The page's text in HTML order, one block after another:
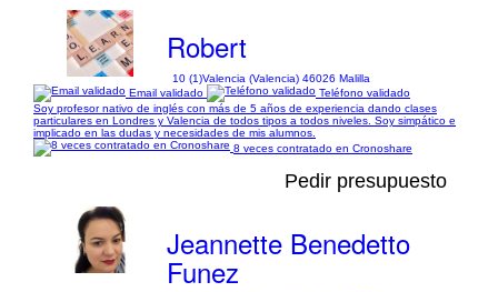
Robert
10 (1)Valencia (Valencia) 46026 Malilla
Email validado
Teléfono validado
Soy profesor nativo de inglés con más de 5 años de experiencia dando clases
particulares en Londres y Valencia de todos tipos a todos niveles. Soy simpático e
implicado en las dudas y necesidades de mis alumnos.
8 veces contratado en Cronoshare
Pedir presupuesto
Jeannette Benedetto
Funez